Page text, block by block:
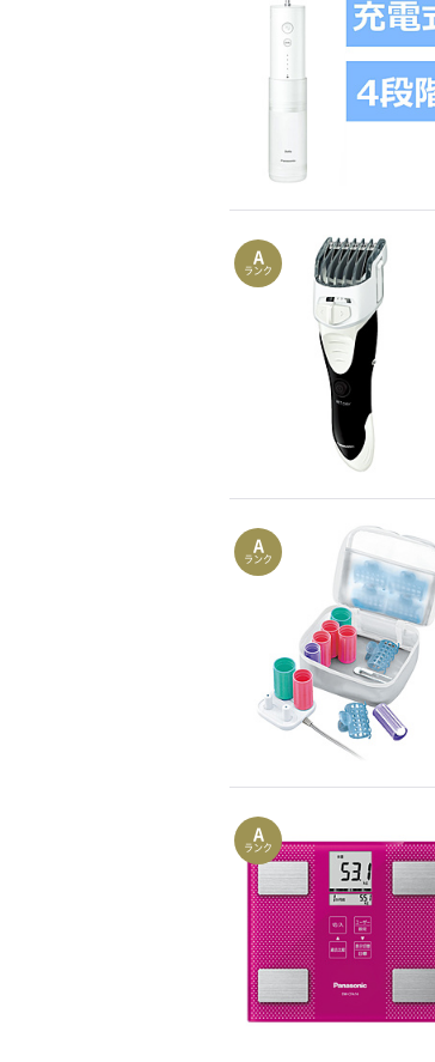
A
ランク
A
ランク
A
ランク